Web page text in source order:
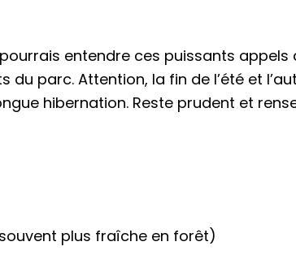
entendre ces puissants appels
parc. Attention, la fin de l’été et
hibernation. Reste prudent et
plus fraîche en forêt)